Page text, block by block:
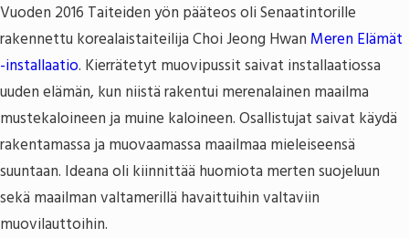
Vuoden 2016 Taiteiden yön pääteos oli Senaatintorille
rakennettu korealaistaiteilija Choi Jeong Hwan Meren Elämät
-installaatio. Kierrätetyt muovipussit saivat installaatiossa
uuden elämän, kun niistä rakentui merenalainen maailma
mustekaloineen ja muine kaloineen. Osallistujat saivat käydä
rakentamassa ja muovaamassa maailmaa mieleiseensä
suuntaan. Ideana oli kiinnittää huomiota merten suojeluun
sekä maailman valtamerillä havaittuihin valtaviin
muovilauttoihin.